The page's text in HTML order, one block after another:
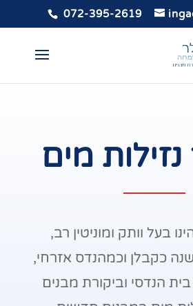
072-395-2619
מים
בעל וותק ומוניטין רב,
למעלה מ-35 שנה כקבלן וכמהנדס אזרחי,
הנדסי וביקורת מבנים